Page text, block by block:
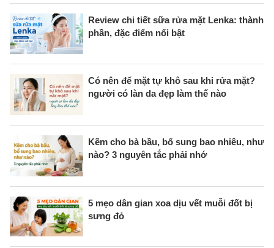
Review chi tiết sữa rửa mặt Lenka: thành
phần, đặc điểm nổi bật
Có nên để mặt tự khô sau khi rửa mặt?
người có làn da đẹp làm thế nào
Kẽm cho bà bầu, bổ sung bao nhiêu, như
nào? 3 nguyên tắc phải nhớ
5 mẹo dân gian xoa dịu vết muỗi đốt bị
sưng đỏ